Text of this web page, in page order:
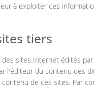
à exploiter ces
tiers
sites Internet édités
l'éditeur du contenu des
de ces sites. Par